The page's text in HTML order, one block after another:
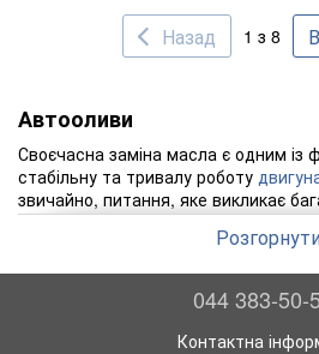
Назад 1 з 8
Автооливи
Своєчасна заміна масла є одним із
стабільну та тривалу роботу
звичайно, питання, яке викликає
постійних користувачів
питання полягає в тому, коли краще
варіанти заміни оливи. Перший
оливи восени або після закінчення
мотоцикла. У цьому випадку
044 383-50-
Контактна